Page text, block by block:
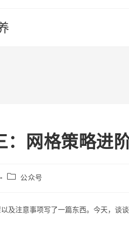
：网格策略进
Post公众号
及注意事项写了一篇东西。今天，谈